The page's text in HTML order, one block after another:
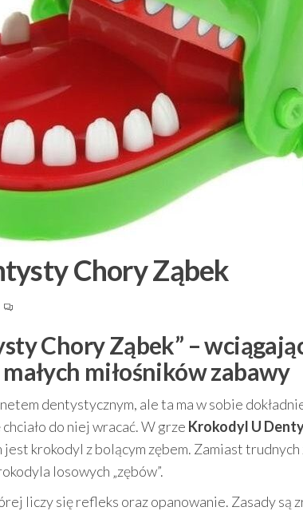
Chory Ząbek
Chory Ząbek” –
miłośników zabawy
dentystycznym, ale ta ma w sobie
do niej wracać. W grze Krokodyl U
krokodyl z bolącym zębem. Zamiast
losowych „zębów”.
liczy się refleks oraz opanowanie. Zasady są